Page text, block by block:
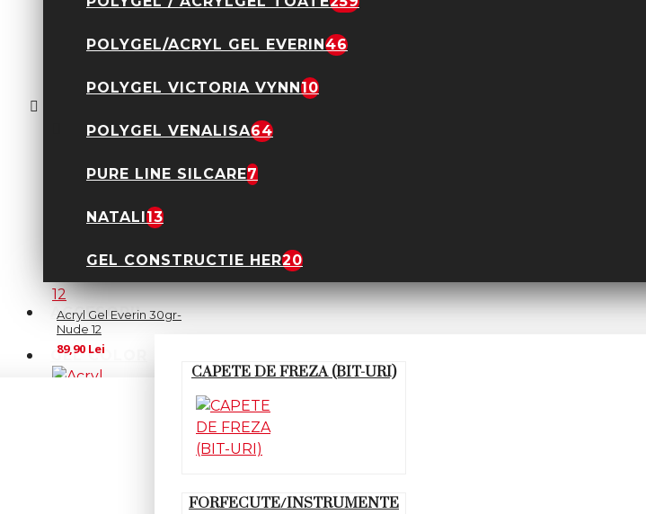
POLYGEL/ACRYL GEL EVERIN46
POLYGEL VICTORIA VYNN10
POLYGEL VENALISA64
PURE LINE SILCARE7
NATALI13
GEL CONSTRUCTIE HER20
ACCESORII
CAPETE DE FREZA (BIT-URI)
FORFECUTE/INSTRUMENTE
GEL COLOR
Shimmer Obsession
Gel Everin 15gr- Milky
56,00 Lei
Acryl Gel Everin 30gr-
Nude 12
89,90 Lei